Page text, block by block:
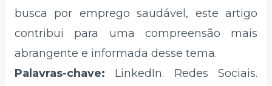
busca por emprego saudável, este artigo
contribui para uma compreensão mais
abrangente e informada desse tema.
Palavras-chave: LinkedIn. Redes Sociais.